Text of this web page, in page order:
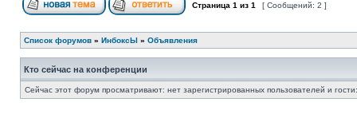
Страница 1 из 1 [ Сообщений: 2 ]
Список форумов » ИнбоксЫ » Объявления
Кто сейчас на конференции
Сейчас этот форум просматривают: нет зарегистрированных пользователей и